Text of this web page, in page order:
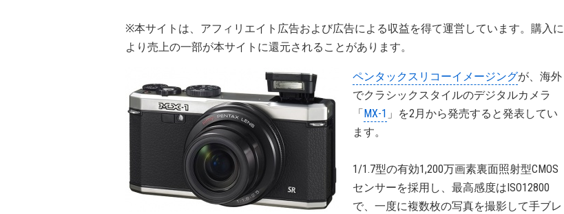
※本サイトは、アフィリエイト広告および広告による収益を得て運営しています。購入に
より売上の一部が本サイトに還元されることがあります。
ペンタックスリコーイメージングが、海外
でクラシックスタイルのデジタルカメラ
「MX-1 」を2月から発売すると発表してい
ます。
1/1.7型の有効1,200万画素裏面照射型CMOS
センサーを採用し、最高感度はISO12800
で、一度に複数枚の写真を撮影して手ブレ